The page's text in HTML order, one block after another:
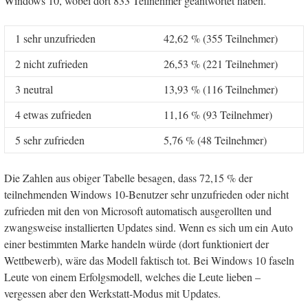
1 sehr unzufrieden
42,62 % (355 Teilnehmer)
2 nicht zufrieden
26,53 % (221 Teilnehmer)
3 neutral
13,93 % (116 Teilnehmer)
4 etwas zufrieden
11,16 % (93 Teilnehmer)
5 sehr zufrieden
5,76 % (48 Teilnehmer)
Die Zahlen aus obiger Tabelle besagen, dass 72,15 % der
teilnehmenden Windows 10-Benutzer sehr unzufrieden oder nicht
zufrieden mit den von Microsoft automatisch ausgerollten und
zwangsweise installierten Updates sind. Wenn es sich um ein Auto
einer bestimmten Marke handeln würde (dort funktioniert der
Wettbewerb), wäre das Modell faktisch tot. Bei Windows 10 faseln
Leute von einem Erfolgsmodell, welches die Leute lieben –
vergessen aber den Werkstatt-Modus mit Updates.